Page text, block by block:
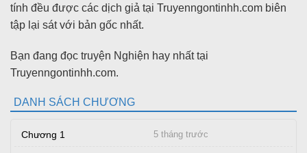
tính đều được các dịch giả tại Truyenngontinhh.com biên
tập lại sát với bản gốc nhất.
Bạn đang đọc truyện Nghiện hay nhất tại
Truyenngontinhh.com.
DANH SÁCH CHƯƠNG
Chương 1 5 tháng trước